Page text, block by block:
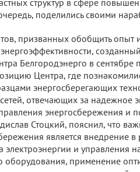
поделились своими
призванных обобщить опыт
энергоэффективности,
Белгородэнерго в сентябре
Центра, где
энергосберегающих
отвечающих за надежное
энергосбережения и
Стоцкий, пояснил, что
является внедрение
электроэнергии и управления
оборудования, применение